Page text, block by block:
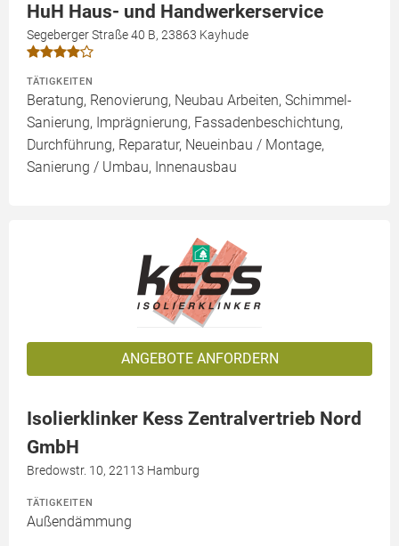
HuH Haus- und Handwerkerservice
Segeberger Straße 40 B, 23863 Kayhude
TÄTIGKEITEN
Beratung, Renovierung, Neubau Arbeiten, Schimmel-
Sanierung, Imprägnierung, Fassadenbeschichtung,
Durchführung, Reparatur, Neueinbau / Montage,
Sanierung / Umbau, Innenausbau
ANGEBOTE ANFORDERN
Isolierklinker Kess Zentralvertrieb Nord
GmbH
Bredowstr. 10, 22113 Hamburg
TÄTIGKEITEN
Außendämmung